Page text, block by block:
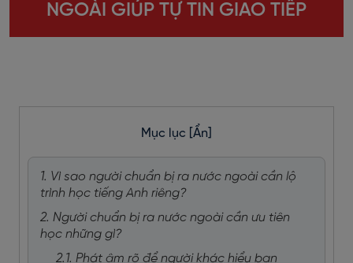
NGOÀI GIÚP TỰ TIN GIAO TIẾP
Mục lục [Ẩn]
1. Vì sao người chuẩn bị ra nước ngoài cần lộ
trình học tiếng Anh riêng?
2. Người chuẩn bị ra nước ngoài cần ưu tiên
học những gì?
2.1. Phát âm rõ để người khác hiểu bạn